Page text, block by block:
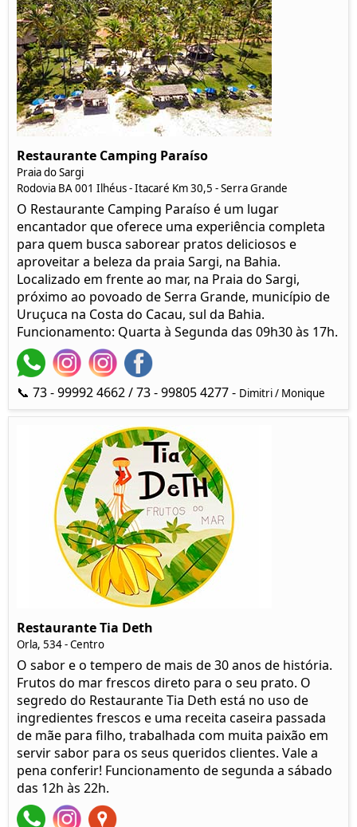
Restaurante Camping Paraíso
Praia do Sargi
Rodovia BA 001 Ilhéus - Itacaré Km 30,5 - Serra Grande
O Restaurante Camping Paraíso é um lugar
encantador que oferece uma experiência completa
para quem busca saborear pratos deliciosos e
aproveitar a beleza da praia Sargi, na Bahia.
Localizado em frente ao mar, na Praia do Sargi,
próximo ao povoado de Serra Grande, município de
Uruçuca na Costa do Cacau, sul da Bahia.
Funcionamento: Quarta à Segunda das 09h30 às 17h.
📞 73 - 99992 4662 / 73 - 99805 4277 - Dimitri / Monique
Restaurante Tia Deth
Orla, 534 - Centro
O sabor e o tempero de mais de 30 anos de história.
Frutos do mar frescos direto para o seu prato. O
segredo do Restaurante Tia Deth está no uso de
ingredientes frescos e uma receita caseira passada
de mãe para filho, trabalhada com muita paixão em
servir sabor para os seus queridos clientes. Vale a
pena conferir! Funcionamento de segunda a sábado
das 12h às 22h.